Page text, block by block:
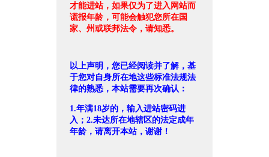
才能进站，如果仅为了进入网站而
谎报年龄，可能会触犯您所在国
家、州或联邦法令，请知悉。
以上声明，您已经阅读并了解，基
于您对自身所在地这些标准法规法
律的熟悉，本站需要再次确认：
1.年满18岁的，输入进站密码进
入；2.未达所在地辖区的法定成年
年龄，请离开本站，谢谢！